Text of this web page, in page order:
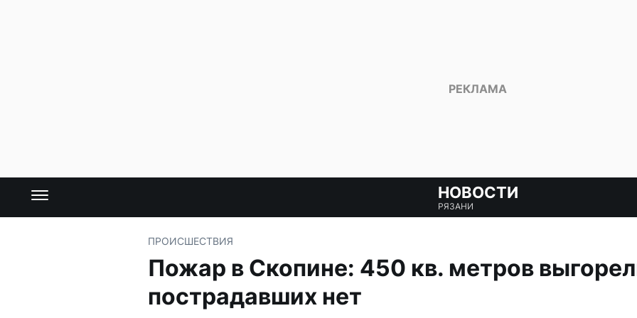
НОВОСТИ
РЯЗАНИ
ПРОИСШЕСТВИЯ
Пожар в Скопине: 450 кв. метров
пострадавших нет